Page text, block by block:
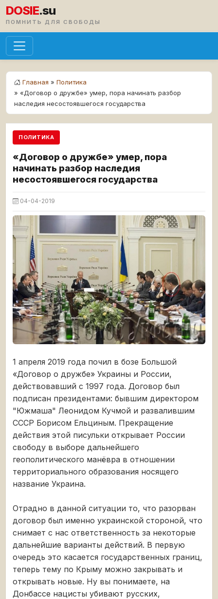
DOSIE.su
ПОМНИТЬ ДЛЯ СВОБОДЫ
Главная » Политика
» «Договор о дружбе» умер, пора начинать разбор
наследия несостоявшегося государства
ПОЛИТИКА
«Договор о дружбе» умер, пора
начинать разбор наследия
несостоявшегося государства
04-04-2019
1 апреля 2019 года почил в бозе Большой
«Договор о дружбе» Украины и России,
действовавший с 1997 года. Договор был
подписан президентами: бывшим директором
"Южмаша" Леонидом Кучмой и развалившим
СССР Борисом Ельциным. Прекращение
действия этой писульки открывает России
свободу в выборе дальнейшего
геополитического манёвра в отношении
территориального образования носящего
название Украина.
Отрадно в данной ситуации то, что разорван
договор был именно украинской стороной, что
снимает с нас ответственность за некоторые
дальнейшие варианты действий. В первую
очередь это касается государственных границ,
теперь тему по Крыму можно закрывать и
открывать новые. Ну вы понимаете, на
Донбассе нацисты убивают русских,